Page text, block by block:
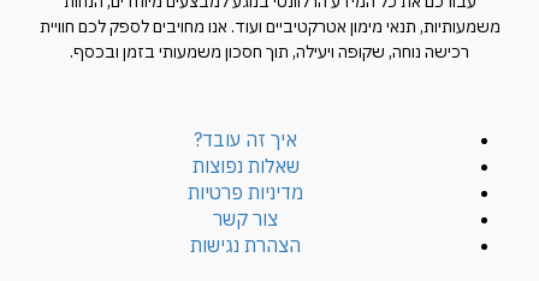
משמעותיות, תנאי מימון אטרקטיביים ועוד. אנו מחויבים לספק לכם חוויית
רכישה נוחה, שקופה ויעילה, תוך חסכון משמעותי בזמן ובכסף.
איך זה עובד?
שאלות נפוצות
מדיניות פרטיות
צור קשר
הצהרת נגישות